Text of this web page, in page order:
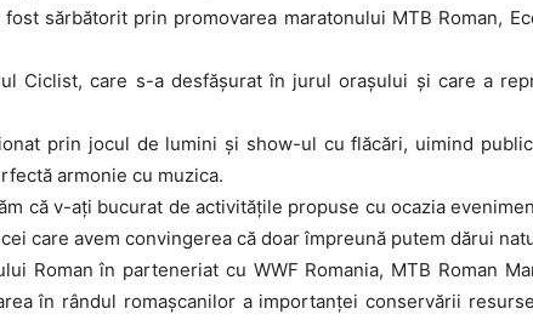
sărbătorit prin promovarea maratonului MTB Roman,
Ciclist, care s-a desfășurat în jurul orașului și care a
prin jocul de lumini și show-ul cu flăcări, uimind
armonie cu muzica.
că v-ați bucurat de activitățile propuse cu ocazia
care avem convingerea că doar împreună putem dărui
Roman în parteneriat cu WWF Romania, MTB Roman
în rândul romașcanilor a importanței conservării